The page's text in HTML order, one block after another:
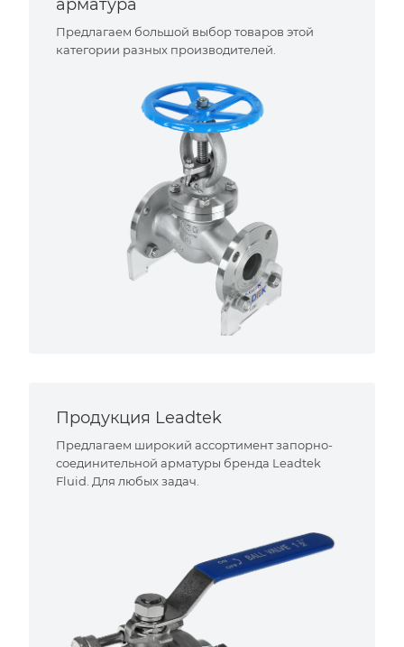
арматура
Предлагаем большой выбор товаров этой
категории разных производителей.
Продукция Leadtek
Предлагаем широкий ассортимент запорно-
соединительной арматуры бренда Leadtek
Fluid. Для любых задач.